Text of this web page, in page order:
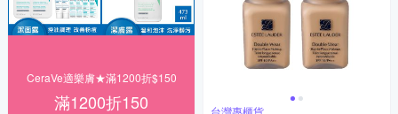
CeraVe適樂膚★滿1200折$150
滿1200折150